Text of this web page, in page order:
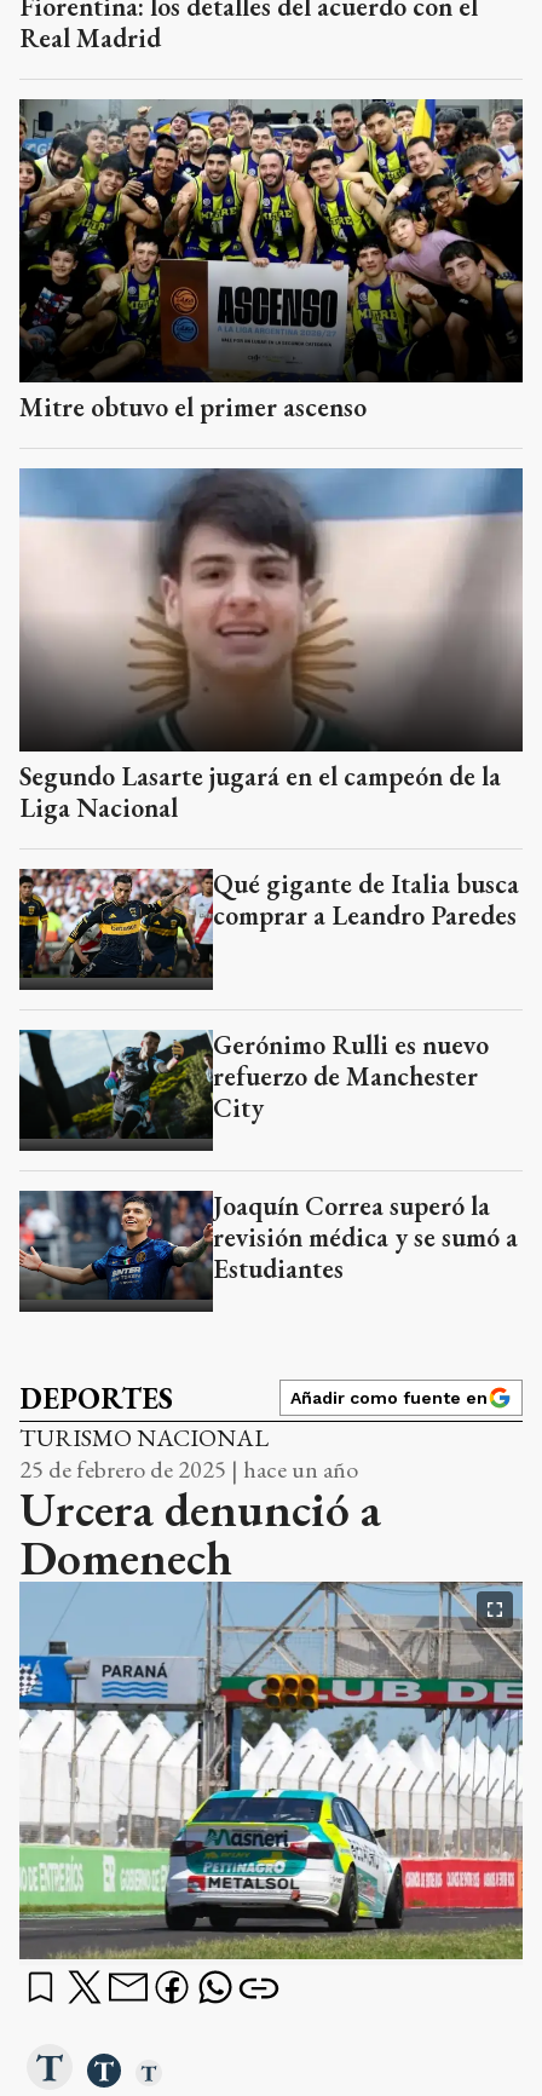
Real Madrid
Mitre obtuvo el primer ascenso
Segundo Lasarte jugará en el campeón de la
Liga Nacional
Qué gigante de Italia busca
comprar a Leandro Paredes
Gerónimo Rulli es nuevo
refuerzo de Manchester
City
Joaquín Correa superó la
revisión médica y se sumó a
Estudiantes
DEPORTES Añadir como fuente en
TURISMO NACIONAL
25 de febrero de 2025 | hace un año
Urcera denunció a
Domenech